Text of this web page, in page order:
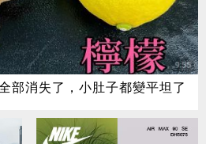
部消失了，小肚子都變平坦了